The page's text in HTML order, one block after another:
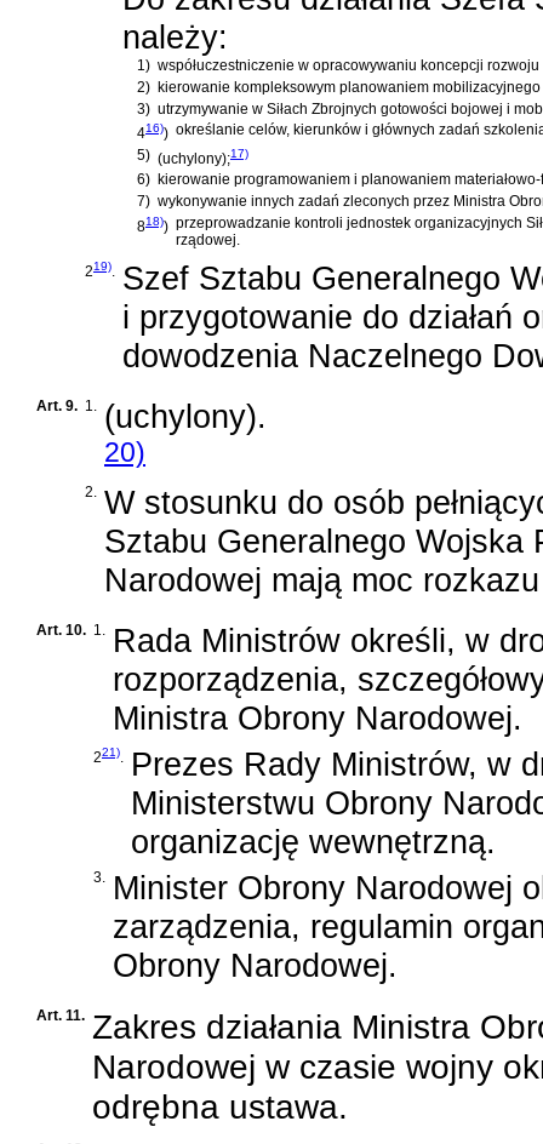
należy:
1) współuczestniczenie w opracowywaniu koncepcji
2) kierowanie kompleksowym planowaniem
3) utrzymywanie w Siłach Zbrojnych gotowości bojowej i
416)) określanie celów, kierunków i głównych zadań
5) (uchylony);17)
6) kierowanie programowaniem i planowaniem
7) wykonywanie innych zadań zleconych przez Ministra
818)) przeprowadzanie kontroli jednostek organizacyjnych
rządowej.
219). Szef Sztabu Generalnego
i przygotowanie do działań
dowodzenia Naczelnego
Art. 9. 1. (uchylony).
20)
2. W stosunku do osób
Sztabu Generalnego Wojska
Narodowej mają moc
Art. 10. 1. Rada Ministrów określi, w
rozporządzenia,
Ministra Obrony Narodowej.
221). Prezes Rady Ministrów, w
Ministerstwu Obrony
organizację wewnętrzną.
3. Minister Obrony Narodowej
zarządzenia, regulamin
Obrony Narodowej.
Art. 11. Zakres działania Ministra
Narodowej w czasie wojny
odrębna ustawa.